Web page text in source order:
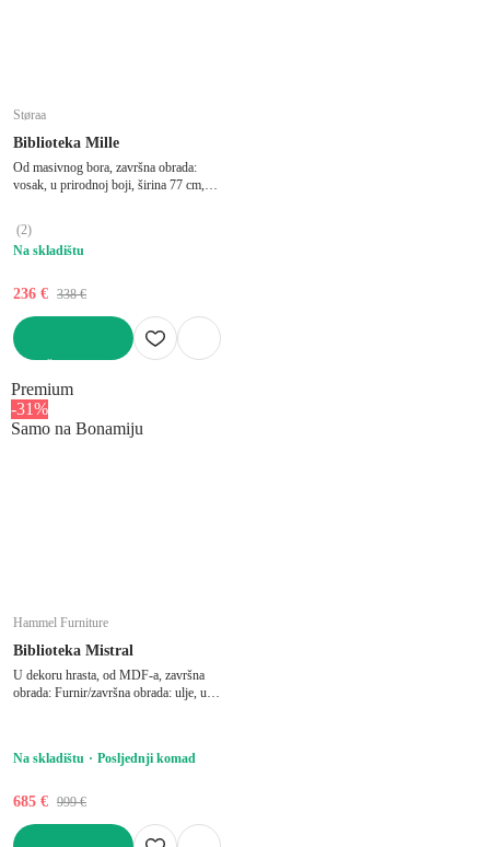
Støraa
Biblioteka Mille
Od masivnog bora, završna obrada:
vosak, u prirodnoj boji, širina 77 cm,
(2)
Na skladištu
236 € 338 €
Premium
-31%
Samo na Bonamiju
Hammel Furniture
Biblioteka Mistral
U dekoru hrasta, od MDF-a, završna
obrada: Furnir/završna obrada: ulje, u
Na skladištu
Posljednji komad
685 € 999 €